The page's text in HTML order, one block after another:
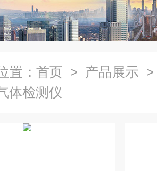
置： 首页 > 产品展示
体检测仪